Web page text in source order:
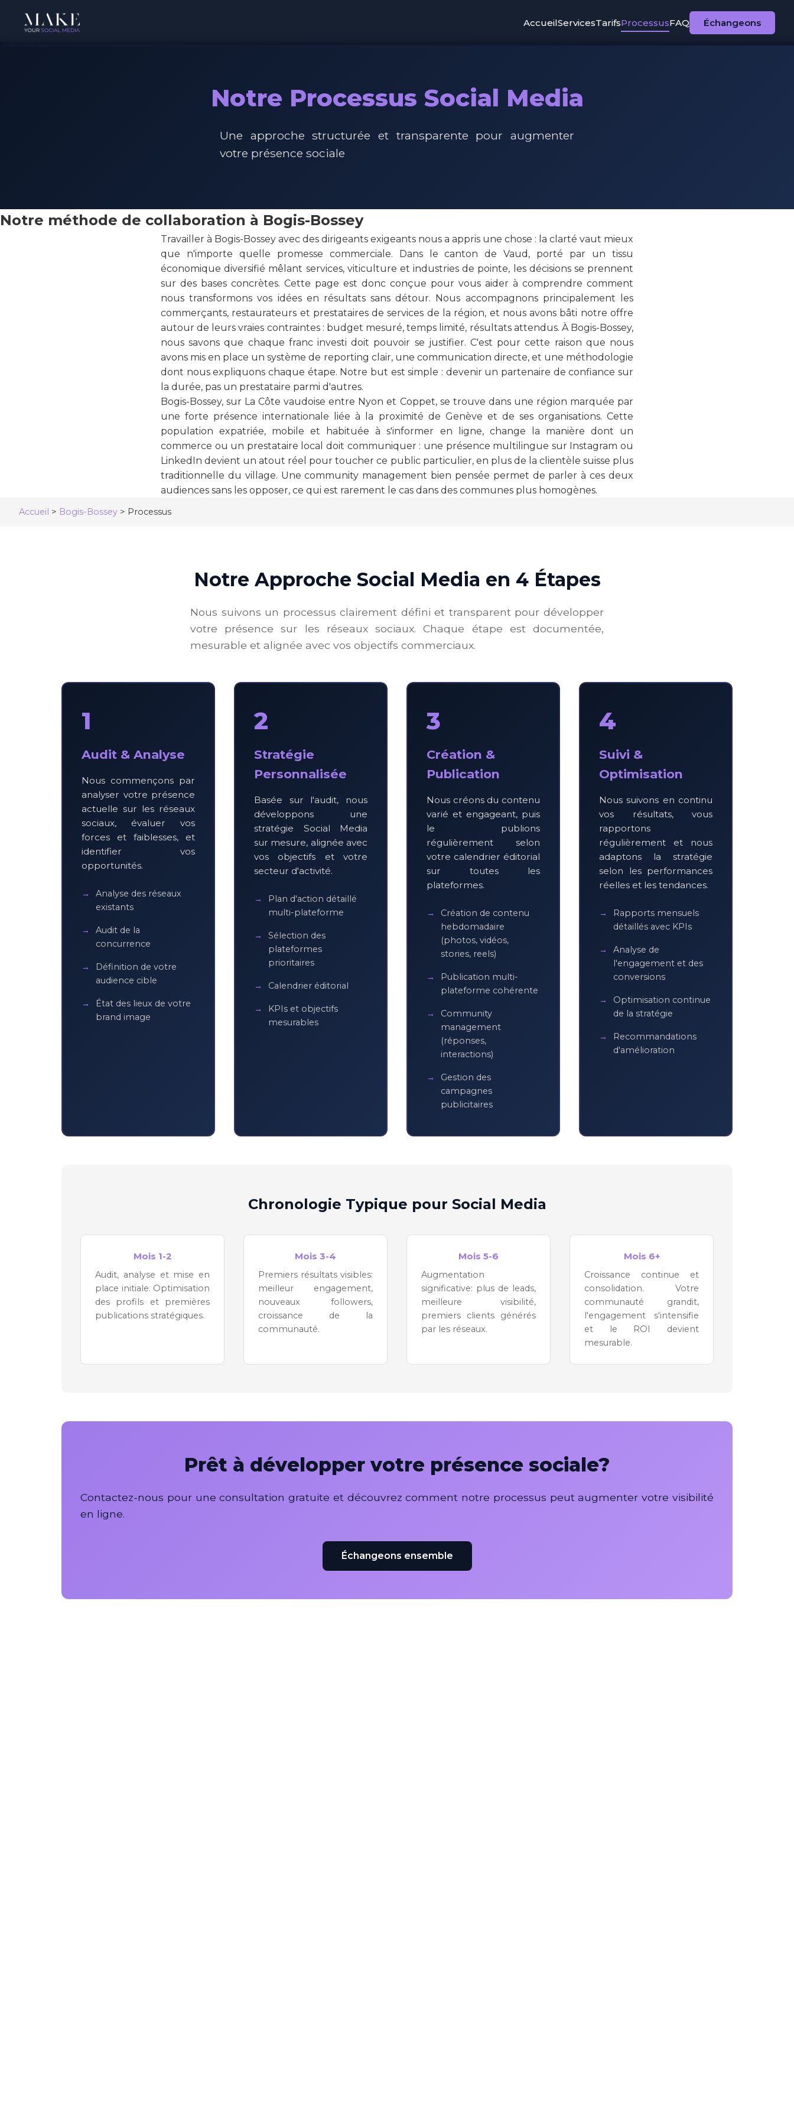
AccueilServicesTarifsProcessusFAQ Échangeons
Notre Processus Social Media
Une approche structurée et transparente pour augmenter
votre présence sociale
Notre méthode de collaboration à Bogis-Bossey
Travailler à Bogis-Bossey avec des dirigeants exigeants nous a appris une chose : la clarté vaut mieux
que n'importe quelle promesse commerciale. Dans le canton de Vaud, porté par un tissu
économique diversifié mêlant services, viticulture et industries de pointe, les décisions se prennent
sur des bases concrètes. Cette page est donc conçue pour vous aider à comprendre comment
nous transformons vos idées en résultats sans détour. Nous accompagnons principalement les
commerçants, restaurateurs et prestataires de services de la région, et nous avons bâti notre offre
autour de leurs vraies contraintes : budget mesuré, temps limité, résultats attendus. À Bogis-Bossey,
nous savons que chaque franc investi doit pouvoir se justifier. C'est pour cette raison que nous
avons mis en place un système de reporting clair, une communication directe, et une méthodologie
dont nous expliquons chaque étape. Notre but est simple : devenir un partenaire de confiance sur
la durée, pas un prestataire parmi d'autres.
Bogis-Bossey, sur La Côte vaudoise entre Nyon et Coppet, se trouve dans une région marquée par
une forte présence internationale liée à la proximité de Genève et de ses organisations. Cette
population expatriée, mobile et habituée à s'informer en ligne, change la manière dont un
commerce ou un prestataire local doit communiquer : une présence multilingue sur Instagram ou
LinkedIn devient un atout réel pour toucher ce public particulier, en plus de la clientèle suisse plus
traditionnelle du village. Une community management bien pensée permet de parler à ces deux
audiences sans les opposer, ce qui est rarement le cas dans des communes plus homogènes.
Accueil > Bogis-Bossey > Processus
Notre Approche Social Media en 4 Étapes
Nous suivons un processus clairement défini et transparent pour développer
votre présence sur les réseaux sociaux. Chaque étape est documentée,
mesurable et alignée avec vos objectifs commerciaux.
1
Audit & Analyse
Nous commençons par
analyser votre présence
actuelle sur les réseaux
sociaux, évaluer vos
forces et faiblesses, et
identifier vos
opportunités.
Analyse des réseaux
existants
Audit de la
concurrence
Définition de votre
audience cible
État des lieux de votre
brand image
2
Stratégie
Personnalisée
Basée sur l'audit, nous
développons une
stratégie Social Media
sur mesure, alignée avec
vos objectifs et votre
secteur d'activité.
Plan d'action détaillé
multi-plateforme
Sélection des
plateformes
prioritaires
Calendrier éditorial
KPIs et objectifs
mesurables
3
Création &
Publication
Nous créons du contenu
varié et engageant, puis
le publions
régulièrement selon
votre calendrier éditorial
sur toutes les
plateformes.
Création de contenu
hebdomadaire
(photos, vidéos,
stories, reels)
Publication multi-
plateforme cohérente
Community
management
(réponses,
interactions)
Gestion des
campagnes
publicitaires
4
Suivi &
Optimisation
Nous suivons en continu
vos résultats, vous
rapportons
régulièrement et nous
adaptons la stratégie
selon les performances
réelles et les tendances.
Rapports mensuels
détaillés avec KPIs
Analyse de
l'engagement et des
conversions
Optimisation continue
de la stratégie
Recommandations
d'amélioration
Chronologie Typique pour Social Media
Mois 1-2
Audit, analyse et mise en
place initiale. Optimisation
des profils et premières
publications stratégiques.
Mois 3-4
Premiers résultats visibles:
meilleur engagement,
nouveaux followers,
croissance de la
communauté.
Mois 5-6
Augmentation
significative: plus de leads,
meilleure visibilité,
premiers clients générés
par les réseaux.
Mois 6+
Croissance continue et
consolidation. Votre
communauté grandit,
l'engagement s'intensifie
et le ROI devient
mesurable.
Prêt à développer votre présence sociale?
Contactez-nous pour une consultation gratuite et découvrez comment notre processus peut augmenter votre visibilité
en ligne.
Échangeons ensemble